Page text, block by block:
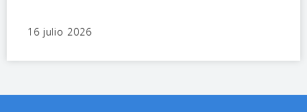
16 julio 2026